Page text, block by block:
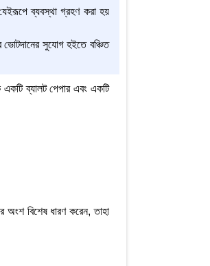
ব্যবস্থা গ্রহণ করা হয়
ভোটদানের সুযোগ হইতে বঞ্চিত
ব্যালট পেপার এবং একটি
বিশেষ ধারণ করেন, তাহা